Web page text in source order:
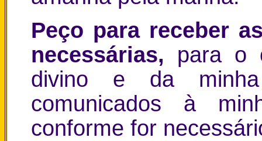
Peço para receber
necessárias, para o
divino e da
comunicados à
conforme for